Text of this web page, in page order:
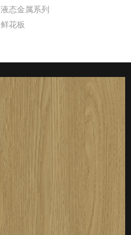
液态金属系列
鲜花板